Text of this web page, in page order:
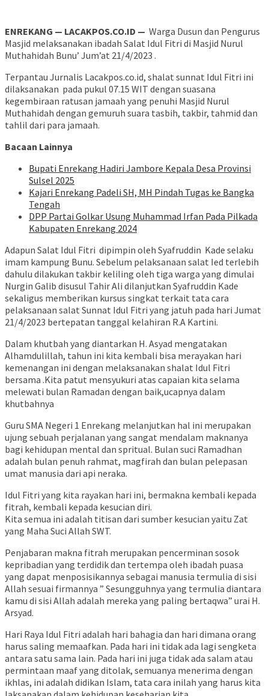
ENREKANG — LACAKPOS.CO.ID — Warga Dusun dan Pengurus
Masjid melaksanakan ibadah Salat Idul Fitri di Masjid Nurul
Muthahidah Bunu’ Jum’at 21/4/2023 .
Terpantau Jurnalis Lacakpos.co.id, shalat sunnat Idul Fitri ini
dilaksanakan pada pukul 07.15 WIT dengan suasana
kegembiraan ratusan jamaah yang penuhi Masjid Nurul
Muthahidah dengan gemuruh suara tasbih, takbir, tahmid dan
tahlil dari para jamaah.
Bacaan Lainnya
Bupati Enrekang Hadiri Jambore Kepala Desa Provinsi
Sulsel 2025
Kajari Enrekang Padeli SH, MH Pindah Tugas ke Bangka
Tengah
DPP Partai Golkar Usung Muhammad Irfan Pada Pilkada
Kabupaten Enrekang 2024
Adapun Salat Idul Fitri dipimpin oleh Syafruddin Kade selaku
imam kampung Bunu. Sebelum pelaksanaan salat Ied terlebih
dahulu dilakukan takbir keliling oleh tiga warga yang dimulai
Nurgin Galib disusul Tahir Ali dilanjutkan Syafruddin Kade
sekaligus memberikan kursus singkat terkait tata cara
pelaksanaan salat Sunnat Idul Fitri yang jatuh pada hari Jumat
21/4/2023 bertepatan tanggal kelahiran R.A Kartini.
Dalam khutbah yang diantarkan H. Asyad mengatakan
Alhamdulillah, tahun ini kita kembali bisa merayakan hari
kemenangan ini dengan melaksanakan shalat Idul Fitri
bersama .Kita patut mensyukuri atas capaian kita selama
melewati bulan Ramadan dengan baik,ucapnya dalam
khutbahnya
Guru SMA Negeri 1 Enrekang melanjutkan hal ini merupakan
ujung sebuah perjalanan yang sangat mendalam maknanya
bagi kehidupan mental dan spritual. Bulan suci Ramadhan
adalah bulan penuh rahmat, magfirah dan bulan pelepasan
umat manusia dari api neraka.
Idul Fitri yang kita rayakan hari ini, bermakna kembali kepada
fitrah, kembali kepada kesucian diri.
Kita semua ini adalah titisan dari sumber kesucian yaitu Zat
yang Maha Suci Allah SWT.
Penjabaran makna fitrah merupakan pencerminan sosok
kepribadian yang terdidik dan tertempa oleh ibadah puasa
yang dapat menposisikannya sebagai manusia termulia di sisi
Allah sesuai firmannya ” Sesungguhnya yang termulia diantara
kamu di sisi Allah adalah mereka yang paling bertaqwa” urai H.
Arsyad.
Hari Raya Idul Fitri adalah hari bahagia dan hari dimana orang
harus saling memaafkan. Pada hari ini tidak ada lagi sengketa
antara satu sama lain. Pada hari ini juga tidak ada salam atau
permintaan maaf yang ditolak, semuanya menerima dengan
ikhlas, ini adalah didikan Islam, tata cara inilah yang harus kita